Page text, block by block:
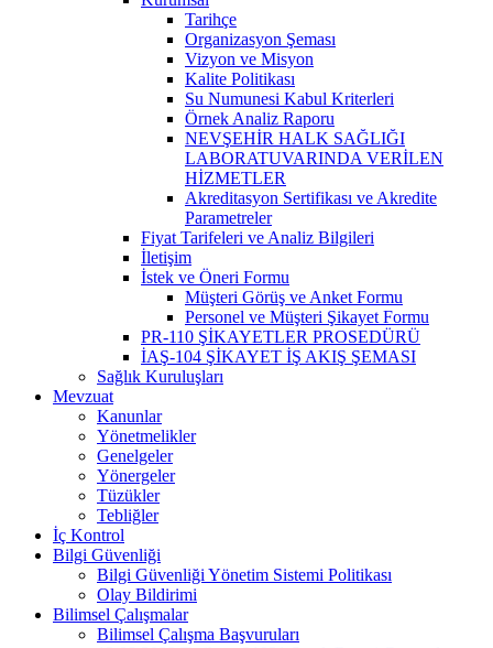
Tarihçe
Organizasyon Şeması
Vizyon ve Misyon
Kalite Politikası
Su Numunesi Kabul Kriterleri
Örnek Analiz Raporu
NEVŞEHİR HALK SAĞLIĞI
LABORATUVARINDA VERİLEN
HİZMETLER
Akreditasyon Sertifikası ve Akredite
Parametreler
Fiyat Tarifeleri ve Analiz Bilgileri
İletişim
İstek ve Öneri Formu
Müşteri Görüş ve Anket Formu
Personel ve Müşteri Şikayet Formu
PR-110 ŞİKAYETLER PROSEDÜRÜ
İAŞ-104 ŞİKAYET İŞ AKIŞ ŞEMASI
Sağlık Kuruluşları
Mevzuat
Kanunlar
Yönetmelikler
Genelgeler
Yönergeler
Tüzükler
Tebliğler
İç Kontrol
Bilgi Güvenliği
Bilgi Güvenliği Yönetim Sistemi Politikası
Olay Bildirimi
Bilimsel Çalışmalar
Bilimsel Çalışma Başvuruları